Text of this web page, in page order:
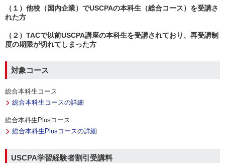
（１）他校（国内企業）でUSCPAの本科生（総合コース）を受講さ
れた方
（２）TACで以前USCPA講座の本科生を受講されており、再受講制
度の期限が切れてしまった方
対象コース
総合本科生コース
総合本科生コースの詳細
総合本科生Plusコース
総合本科生Plusコースの詳細
USCPA学習経験者割引受講料